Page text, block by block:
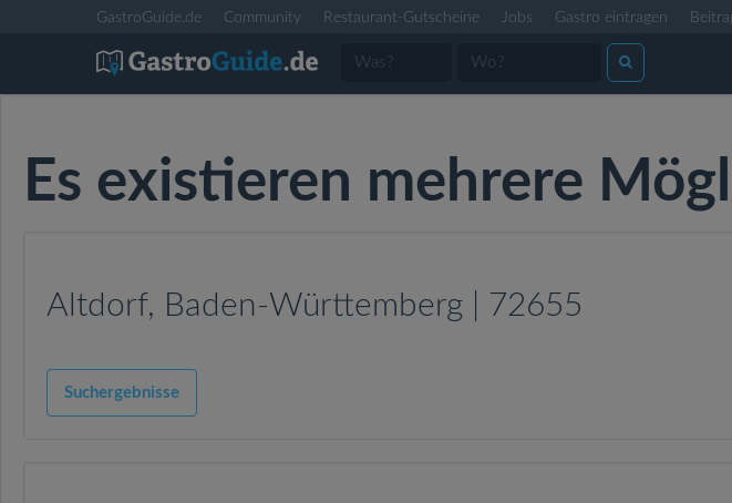
GastroGuide.de Community Restaurant-Gutscheine Jobs Gastro eintragen
Es existieren mehrere
Altdorf, Baden-Württemberg | 72655
Suchergebnisse